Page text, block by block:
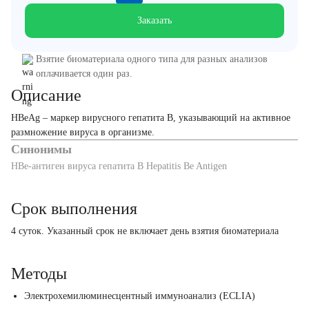
Описание
HBeAg – маркер вирусного гепатита В, указывающий на активное
размножение вируса в организме.
Синонимы
HBе-антиген вируса гепатита В Hepatitis Be Antigen
Заказать
Взятие биоматериала одного типа для разных анализов
оплачивается один раз.
Срок выполнения
4 суток. Указанный срок не включает день взятия биоматериала
Методы
Электрохемилюминесцентный иммуноанализ (ECLIA)